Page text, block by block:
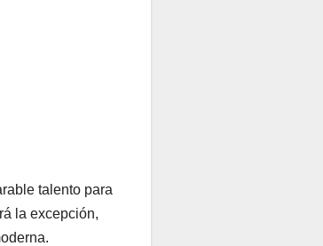
talento para
la excepción,